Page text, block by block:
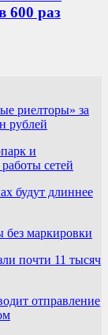
600 раз
риелторы» за
рублей
и
сетей
будут длиннее
маркировки
почти 11 тысяч
отправление